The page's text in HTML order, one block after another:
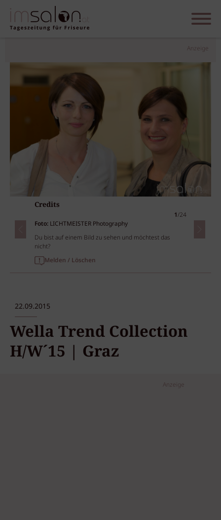
Anzeige
Credits
1/24
Foto: LICHTMEISTER Photography
Du bist auf einem Bild zu sehen und möchtest das
nicht?
Melden / Löschen
22.09.2015
Wella Trend Collection
H/W´15 | Graz
Anzeige